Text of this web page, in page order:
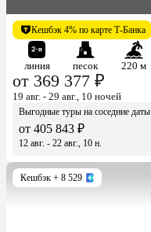
Кешбэк 4% по карте Т-Банка
линия песок 220 м
от 369 377 ₽
19 авг. - 29 авг., 10 ночей
Выгодные туры на соседние даты
от 405 843 ₽
12 авг. - 22 авг., 10 н.
Кешбэк + 8 529